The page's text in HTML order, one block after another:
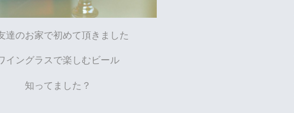
達のお家で初めて頂きました
イングラスで楽しむビール
知ってました？